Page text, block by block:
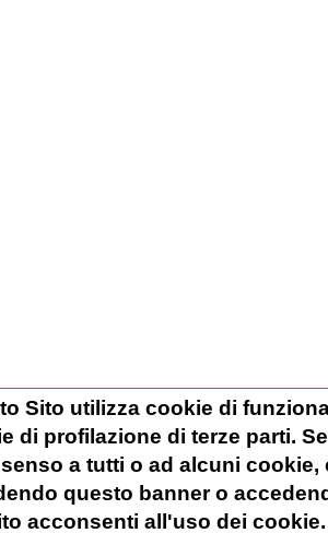
Sito utilizza cookie di
di profilazione di terze parti.
a tutti o ad alcuni
questo banner o
acconsenti all'uso dei cookie.